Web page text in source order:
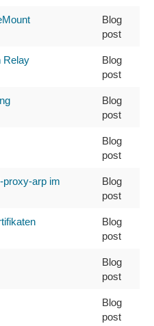
Blog
post
Relay
Blog
post
Blog
post
Blog
post
proxy-arp im
Blog
post
Blog
post
Blog
post
Blog
post